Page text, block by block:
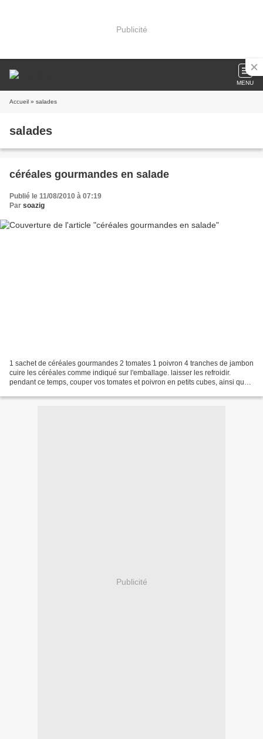
Publicité
MENU
Accueil » salades
salades
céréales gourmandes en salade
Publié le 11/08/2010 à 07:19
Par soazig
1 sachet de céréales gourmandes 2 tomates 1 poivron 4 tranches de jambon
cuire les céréales comme indiqué sur l'emballage. laisser les refroidir.
pendant ce temps, couper vos tomates et poivron en petits cubes, ainsi que
Publicité